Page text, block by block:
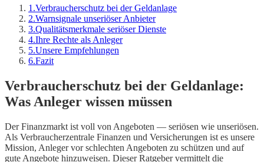
1 .Verbraucherschutz bei der Geldanlage
2.Warnsignale unseriöser Anbieter
3.Qualitätsmerkmale seriöser Dienste
4.Ihre Rechte als Anleger
5.Unsere Empfehlungen
6.Fazit
Verbraucherschutz bei der Geldanlage:
Was Anleger wissen müssen
Der Finanzmarkt ist voll von Angeboten — seriösen wie unseriösen.
Als Verbraucherzentrale Finanzen und Versicherungen ist es unsere
Mission, Anleger vor schlechten Angeboten zu schützen und auf
gute Angebote hinzuweisen. Dieser Ratgeber vermittelt die